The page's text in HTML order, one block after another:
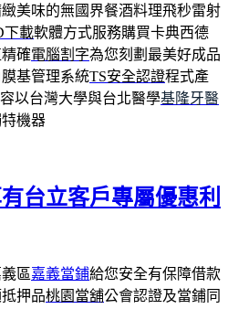
美味的無國界餐酒料理飛秒雷射
下載軟體方式服務購買卡典西德
確電腦割字為您刻劃最美好成品
基管理系統TS安全認證程式產
以台灣大學與台北醫學基隆牙醫
機器
台立客戶專屬優惠利
區嘉義當鋪給您安全有保障借款
押品桃園當舖公會認證及當鋪同